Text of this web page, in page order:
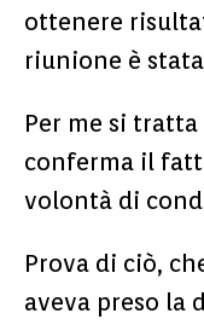
ottenere
riunione è
Per me si
conferma il
volontà di
Prova di ciò,
aveva preso la